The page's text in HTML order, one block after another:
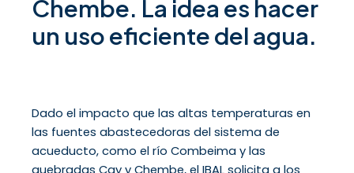
Chembe. La idea es hacer
un uso eficiente del agua.
Dado el impacto que las altas temperaturas en
las fuentes abastecedoras del sistema de
acueducto, como el río Combeima y las
quebradas Cay y Chembe, el IBAL solicita a los